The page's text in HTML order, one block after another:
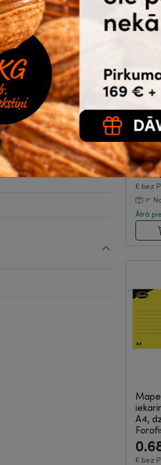
interneta veikalā.
-10%
Klade
96
cieti
173
1.84
€ bez
Ātrā
Mape
A4,
2310
€ bez